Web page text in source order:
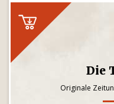
Die
Originale